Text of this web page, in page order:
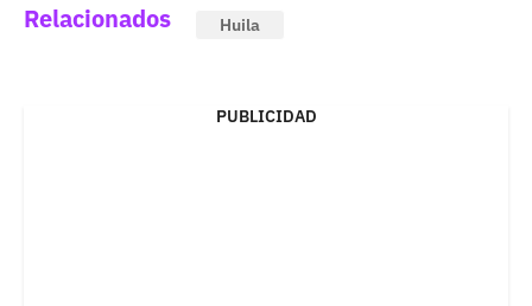
Relacionados Huila
PUBLICIDAD